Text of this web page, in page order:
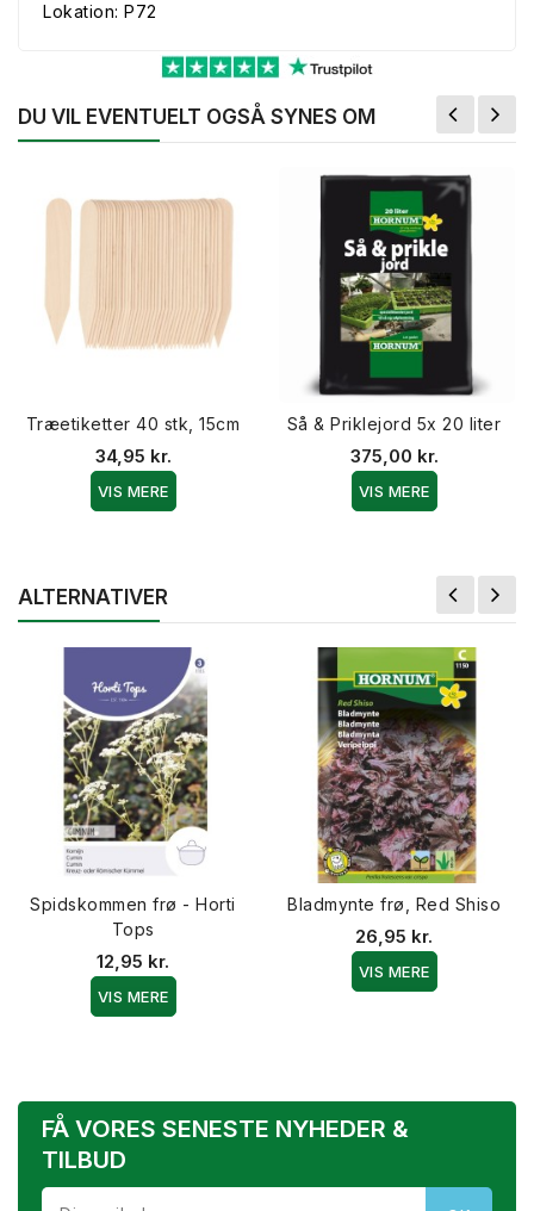
Lokation: P72
DU VIL EVENTUELT OGSÅ SYNES OM
Træetiketter 40 stk, 15cm
34,95 kr.
VIS MERE
Så & Priklejord 5x 20 liter
375,00 kr.
VIS MERE
ALTERNATIVER
Spidskommen frø - Horti
Tops
12,95 kr.
VIS MERE
Bladmynte frø, Red Shiso
26,95 kr.
VIS MERE
FÅ VORES SENESTE NYHEDER &
TILBUD